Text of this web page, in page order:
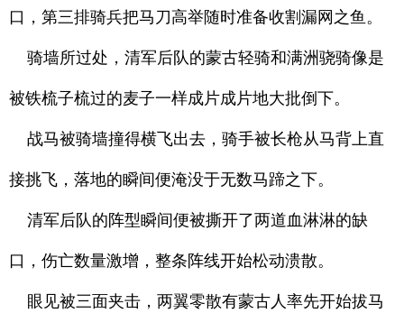
口，第三排骑兵把马刀高举随时准备收割漏网之鱼。
骑墙所过处，清军后队的蒙古轻骑和满洲骁骑像是
被铁梳子梳过的麦子一样成片成片地大批倒下。
战马被骑墙撞得横飞出去，骑手被长枪从马背上直
接挑飞，落地的瞬间便淹没于无数马蹄之下。
清军后队的阵型瞬间便被撕开了两道血淋淋的缺
口，伤亡数量激增，整条阵线开始松动溃散。
眼见被三面夹击，两翼零散有蒙古人率先开始拔马